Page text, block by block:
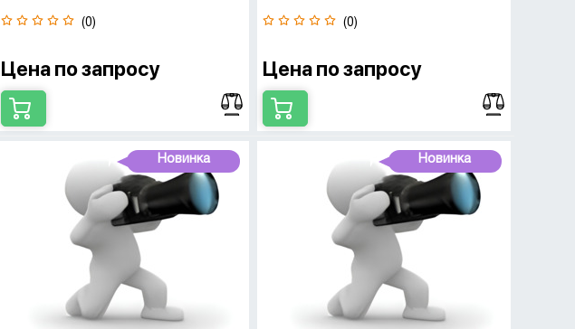
(0)
Цена по запросу
(0)
Цена по запросу
Новинка Новинка